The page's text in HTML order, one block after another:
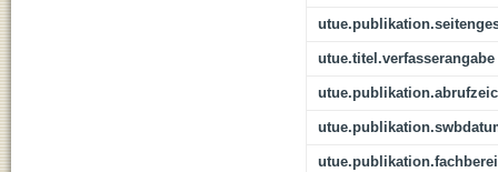
utue.titel.verfasserangabe